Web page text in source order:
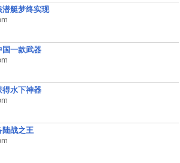
潜艇梦终实现
国一款武器
得水下神器
陆战之王